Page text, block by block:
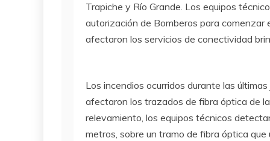
Trapiche y Río Grande. Los equipos
autorización de Bomberos para comenzar
afectaron los servicios de conectividad
Los incendios ocurridos durante las
afectaron los trazados de fibra óptica de
relevamiento, los equipos técnicos
metros, sobre un tramo de fibra óptica que